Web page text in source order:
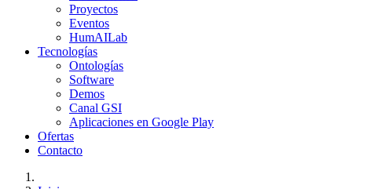
Proyectos
Eventos
HumAILab
Tecnologías
Ontologías
Software
Demos
Canal GSI
Aplicaciones en Google Play
Ofertas
Contacto